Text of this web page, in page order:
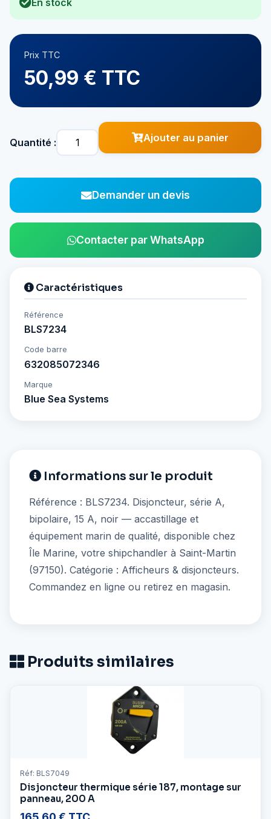
Prix TTC
50,99 € TTC
Quantité : Ajouter au panier
Demander un devis
Contacter par WhatsApp
Caractéristiques
Référence
BLS7234
Code barre
632085072346
Marque
Blue Sea Systems
Informations sur le produit
Référence : BLS7234. Disjoncteur, série A,
bipolaire, 15 A, noir — accastillage et
équipement marin de qualité, disponible chez
Île Marine, votre shipchandler à Saint-Martin
(97150). Catégorie : Afficheurs & disjoncteurs.
Commandez en ligne ou retirez en magasin.
Produits similaires
Réf: BLS7049
Disjoncteur thermique série 187, montage sur
panneau, 200 A